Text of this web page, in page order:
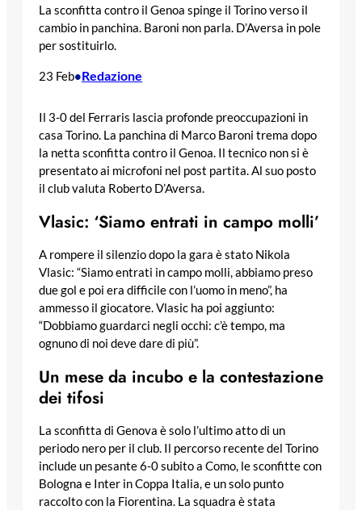
La sconfitta contro il Genoa spinge il Torino verso il
cambio in panchina. Baroni non parla. D’Aversa in pole
per sostituirlo.
23 Feb•Redazione
Il 3-0 del Ferraris lascia profonde preoccupazioni in
casa Torino. La panchina di Marco Baroni trema dopo
la netta sconfitta contro il Genoa. Il tecnico non si è
presentato ai microfoni nel post partita. Al suo posto
il club valuta Roberto D’Aversa.
Vlasic: ‘Siamo entrati in campo molli’
A rompere il silenzio dopo la gara è stato Nikola
Vlasic: “Siamo entrati in campo molli, abbiamo preso
due gol e poi era difficile con l’uomo in meno”, ha
ammesso il giocatore. Vlasic ha poi aggiunto:
“Dobbiamo guardarci negli occhi: c’è tempo, ma
ognuno di noi deve dare di più”.
Un mese da incubo e la contestazione
dei tifosi
La sconfitta di Genova è solo l’ultimo atto di un
periodo nero per il club. Il percorso recente del Torino
include un pesante 6-0 subito a Como, le sconfitte con
Bologna e Inter in Coppa Italia, e un solo punto
raccolto con la Fiorentina. La squadra è stata